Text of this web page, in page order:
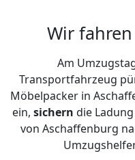
Wir
Am
Transportfahrzeug
Möbelpacker in
ein, sichern die
von Aschaffenburg